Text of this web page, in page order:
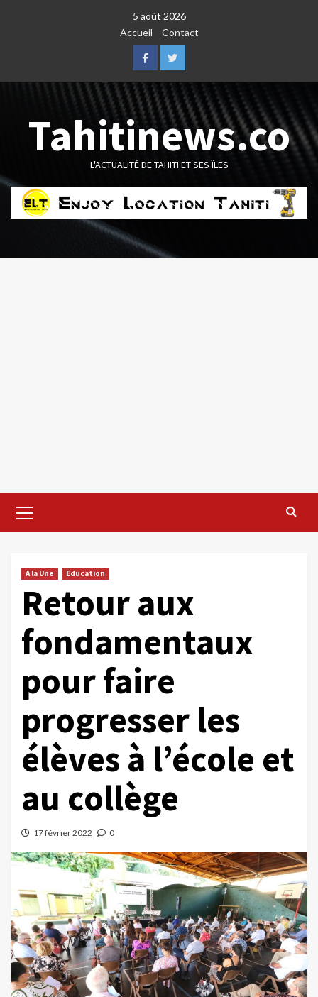
5 août 2026
Accueil
Contact
FacebookTwitter
Tahitinews.co
L'ACTUALITÉ DE TAHITI ET SES ÎLES
Menu
A la Une Education
Retour aux
fondamentaux
pour faire
progresser les
élèves à l’école et
au collège
17 février 2022 0